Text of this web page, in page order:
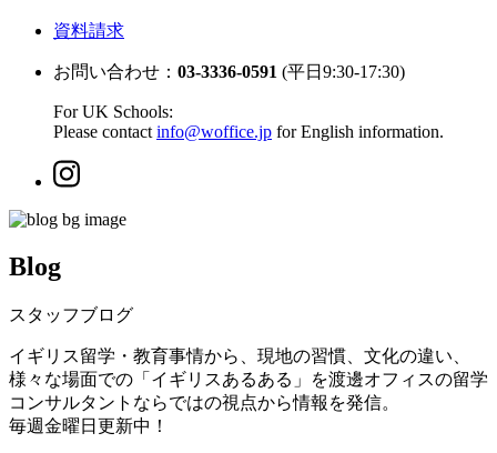
資料請求
お問い合わせ： 03-3336-0591 (平日9:30-17:30)
For UK Schools:
Please contact info@woffice.jp for English information.
Blog
スタッフブログ
イギリス留学・教育事情から、現地の習慣、文化の違い、
様々な場面での「イギリスあるある」を渡邊オフィスの留学
コンサルタントならではの視点から情報を発信。
毎週金曜日更新中！